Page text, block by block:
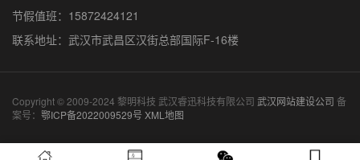
节假值班：15872424121
联系地址：武汉市武昌区汉街总部国际F-16楼
Copyright © 2009-2024 黎明科技 武汉睿迅科技有限公司 武汉网站建设公司 备
案号： 鄂ICP备2022009529号 XML地图